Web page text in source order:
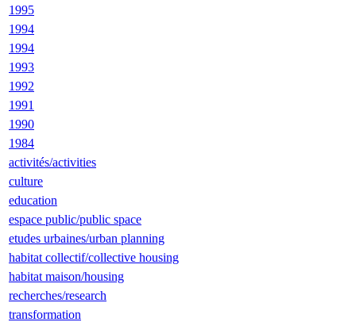
1995
1994
1994
1993
1992
1991
1990
1984
activités/activities
culture
education
espace public/public space
etudes urbaines/urban planning
habitat collectif/collective housing
habitat maison/housing
recherches/research
transformation